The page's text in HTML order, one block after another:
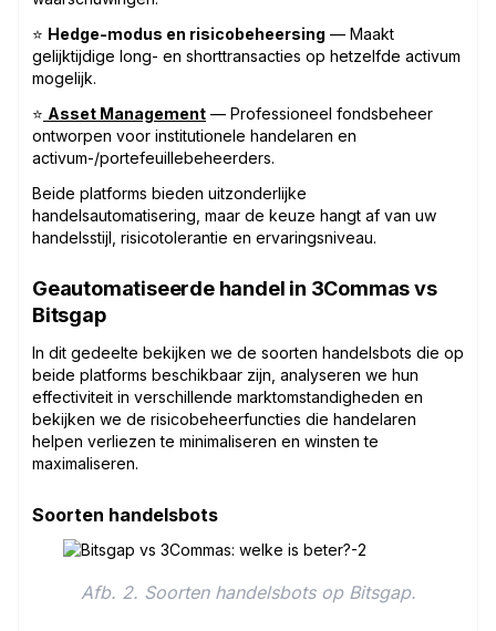
⭐ Hedge-modus en risicobeheersing — Maakt
gelijktijdige long- en shorttransacties op hetzelfde activum
mogelijk.
⭐ Asset Management — Professioneel fondsbeheer
ontworpen voor institutionele handelaren en
activum-/portefeuillebeheerders.
Beide platforms bieden uitzonderlijke
handelsautomatisering, maar de keuze hangt af van uw
handelsstijl, risicotolerantie en ervaringsniveau.
Geautomatiseerde handel in 3Commas vs
Bitsgap
In dit gedeelte bekijken we de soorten handelsbots die op
beide platforms beschikbaar zijn, analyseren we hun
effectiviteit in verschillende marktomstandigheden en
bekijken we de risicobeheerfuncties die handelaren
helpen verliezen te minimaliseren en winsten te
maximaliseren.
Soorten handelsbots
Afb. 2. Soorten handelsbots op Bitsgap.